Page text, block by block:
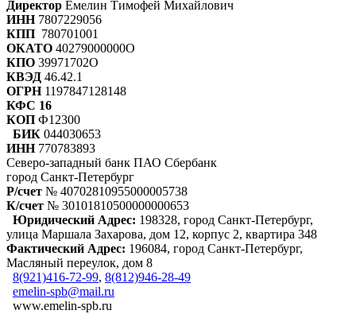
Директор Емелин Тимофей Михайлович
ИНН 7807229056
КПП 780701001
ОКАТО 40279000000О
КПО 39971702О
КВЭД 46.42.1
ОГРН1197847128148
КФС 16
КОП Ф12300
БИК 044030653
ИНН770783893
Северо-западный банк ПАО Сбербанк
город Санкт-Петербург
Р/счет № 40702810955000005738
К/счет № 30101810500000000653
Юридический Адрес: 198328, город Санкт-Петербург,
улица Маршала Захарова, дом 12, корпус 2, квартира 348
Фактический Адрес: 196084, город Санкт-Петербург,
Масляный переулок, дом 8
8(921)416-72-99, 8(812)946-28-49
emelin-spb@mail.ru
www.emelin-spb.ru